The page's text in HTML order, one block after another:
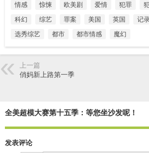
情感
惊悚 欧美剧 爱情 犯罪
科幻
综艺 罪案 美国 英国 记
选秀综艺
都市 都市情感 魔幻
上一篇
俏妈新上路第一季
全美超模大赛第十五季：等您坐沙发呢！
发表评论